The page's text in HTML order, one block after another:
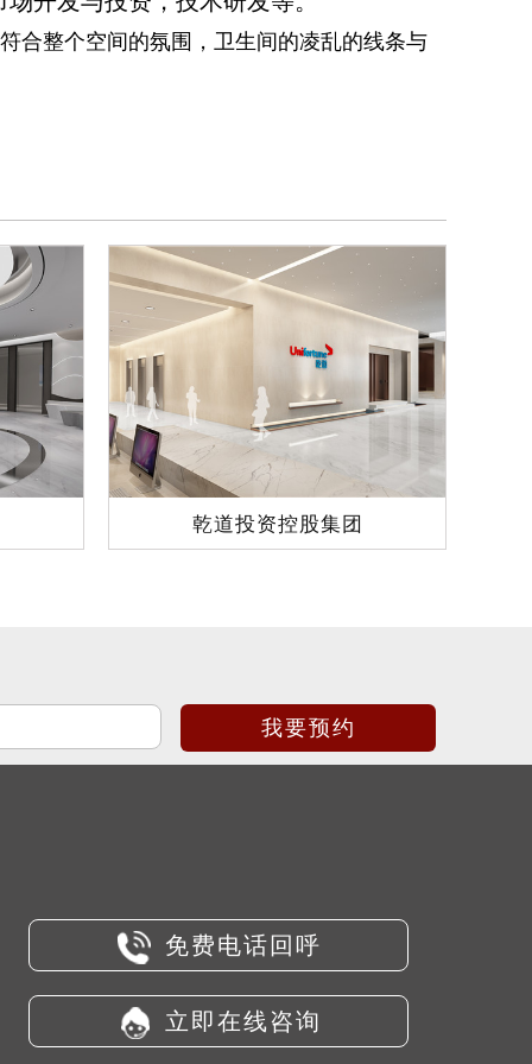
合整个空间的氛围，卫生间的凌乱的线条与
乾道投资控股集团
免费电话回呼
立即在线咨询